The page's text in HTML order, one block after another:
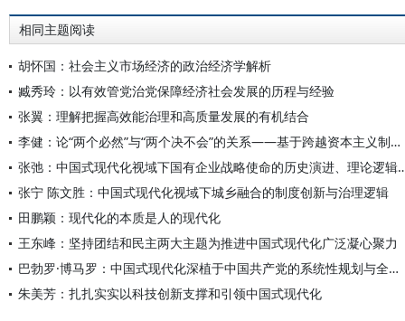
相同主题阅读
胡怀国：社会主义市场经济的政治经济学解析
臧秀玲：以有效管党治党保障经济社会发展的历程与经验
张翼：理解把握高效能治理和高质量发展的有机结合
李健：论“两个必然”与“两个决不会”的关系——基于跨越资本主义制度“卡夫丁峡谷”设想的反思
张弛：中国式现代化视域下国有
张宁 陈文胜：中国式现代化视域下城乡融合的制度创新与治理逻辑
田鹏颖：现代化的本质是人的现代化
王东峰：坚持团结和民主两大主题为推进中国式现代化广泛凝心聚力
巴勃罗·博马罗：中国式现代化深植于中国共产党的系统性规划与全方位治理实践
朱美芳：扎扎实实以科技创新支撑和引领中国式现代化